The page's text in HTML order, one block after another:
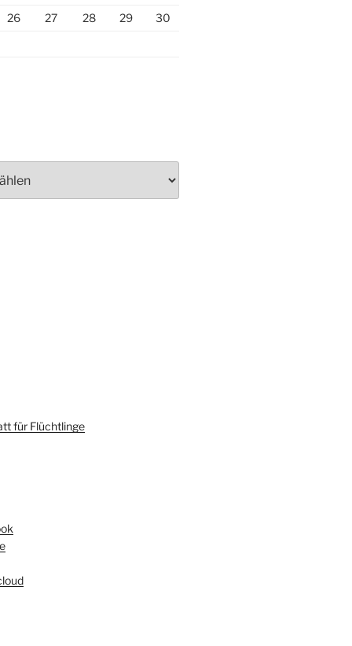
26
27 28 29 30
für Flüchtlinge